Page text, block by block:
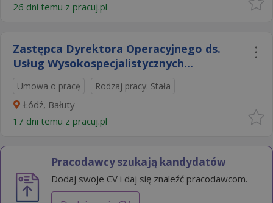
26 dni temu z pracuj.pl
Zastępca Dyrektora Operacyjnego ds.
Usług Wysokospecjalistycznych...
Umowa o pracę Rodzaj pracy: Stała
Łódź, Bałuty
17 dni temu z pracuj.pl
Pracodawcy szukają kandydatów
Dodaj swoje CV i daj się znaleźć pracodawcom.